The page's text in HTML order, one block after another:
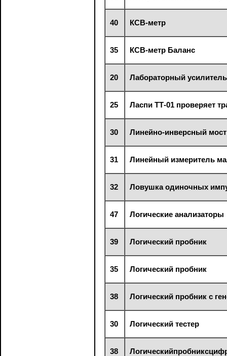
40 КСВ-метр
35 КСВ-метр Баланс
20 Лабораторный
25 Ласпи ТТ-01 проверяет
30 Линейно-инверсный
31 Линейный измеритель
32 Ловушка одиночных
47 Логические анализаторы
39 Логический пробник
35 Логический пробник
38 Логический пробник с
30 Логический тестер
38